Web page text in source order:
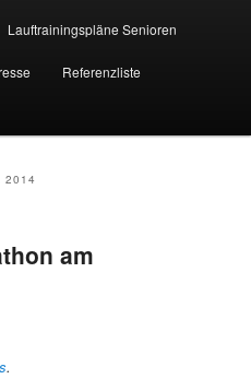
Lauftrainingspläne Senioren
Referenzliste
2014
am
.